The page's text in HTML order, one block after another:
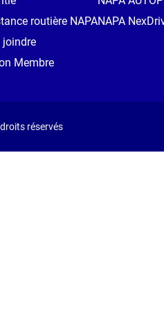
routière NAPA
joindre
Membre
NAPA
réservés